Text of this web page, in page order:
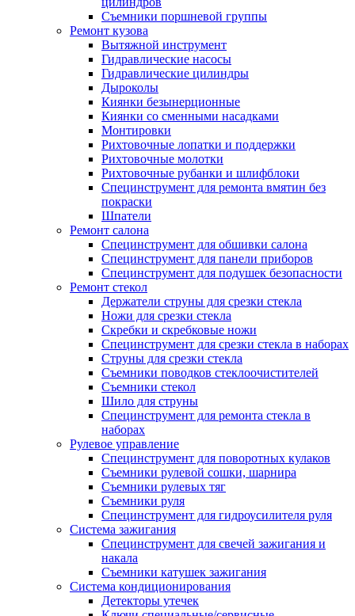
Съемники поршневой группы
Ремонт кузова
Вытяжной инструмент
Гидравлические насосы
Гидравлические цилиндры
Дыроколы
Киянки безынерционные
Киянки со сменными насадками
Монтировки
Рихтовочные лопатки и поддержки
Рихтовочные молотки
Рихтовочные рубанки и шлифблоки
Специнструмент для ремонта вмятин без
покраски
Шпатели
Ремонт салона
Специнструмент для обшивки салона
Специнструмент для панели приборов
Специнструмент для подушек безопасности
Ремонт стекол
Держатели струны для срезки стекла
Ножи для срезки стекла
Скребки и скребковые ножи
Специнструмент для срезки стекла в наборах
Струны для срезки стекла
Съемники поводков стеклоочистителей
Съемники стекол
Шило для струны
Специнструмент для ремонта стекла в
наборах
Рулевое управление
Специнструмент для поворотных кулаков
Съемники рулевой сошки, шарнира
Съемники рулевых тяг
Съемники руля
Специнструмент для гидроусилителя руля
Система зажигания
Специнструмент для свечей зажигания и
накала
Съемники катушек зажигания
Система кондиционирования
Детекторы утечек